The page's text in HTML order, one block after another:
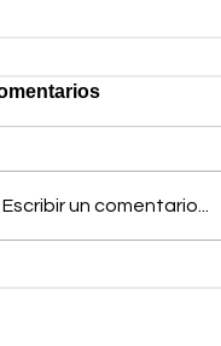
Escribir un comentario...